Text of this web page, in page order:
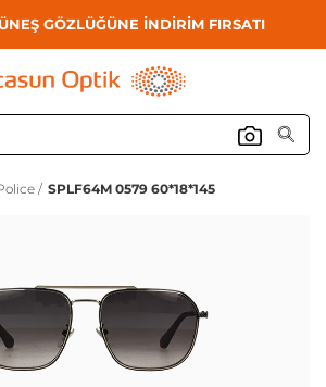
GÖZLÜĞÜNE İNDİRİM FIRSATI
/ SPLF64M 0579 60*18*145